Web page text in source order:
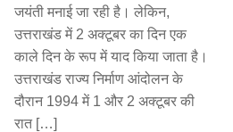
जयंती मनाई जा रही है। लेकिन,
उत्तराखंड में 2 अक्टूबर का दिन एक
काले दिन के रूप में याद किया जाता है।
उत्तराखंड राज्य निर्माण आंदोलन के
दौरान 1994 में 1 और 2 अक्टूबर की
रात […]